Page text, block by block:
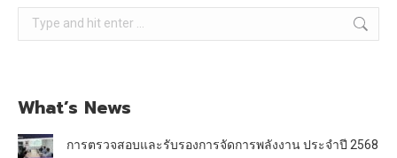
Search:
What’s News
การตรวจสอบและรับรองการจัดการพลังงาน ประจำปี 2568